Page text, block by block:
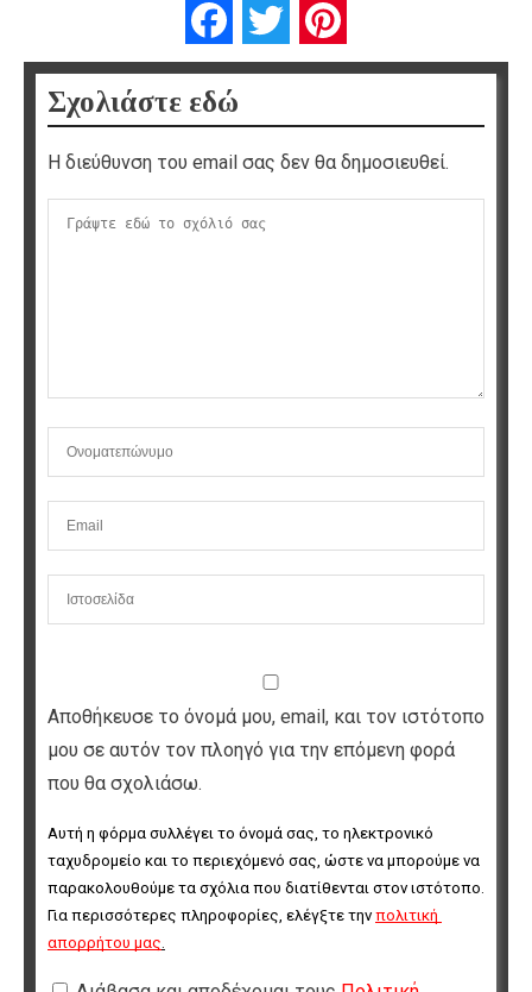
FacebookTwitter
Σχολιάστε εδώ
Η διεύθυνση του email σας δεν θα δημοσιευθεί.
Αποθήκευσε το όνομά μου, email, και τον ιστότοπο
μου σε αυτόν τον πλοηγό για την επόμενη φορά
που θα σχολιάσω.
Αυτή η φόρμα συλλέγει το όνομά σας, το ηλεκτρονικό
ταχυδρομείο και το περιεχόμενό σας, ώστε να μπορούμε να
παρακολουθούμε τα σχόλια που διατίθενται στον ιστότοπο.
Για περισσότερες πληροφορίες, ελέγξτε την πολιτική
απορρήτου μας.